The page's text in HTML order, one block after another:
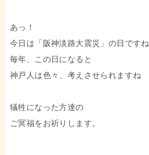
あっ！
今日は「阪神淡路大震災」の日ですね
毎年、この日になると
神戸人は色々、考えさせられますね
犠牲になった方達の
ご冥福をお祈りします。